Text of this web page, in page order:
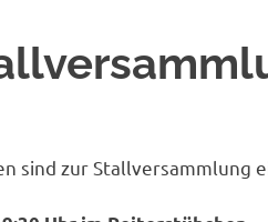
sind zur Stallversammlung